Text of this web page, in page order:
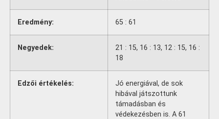
Eredmény: 65 : 61
Negyedek:
21 : 15, 16 : 13, 12 : 15, 16 :
18
Edzői értékelés:
Jó energiával, de sok
hibával játszottunk
támadásban és
védekezésben is. A 61